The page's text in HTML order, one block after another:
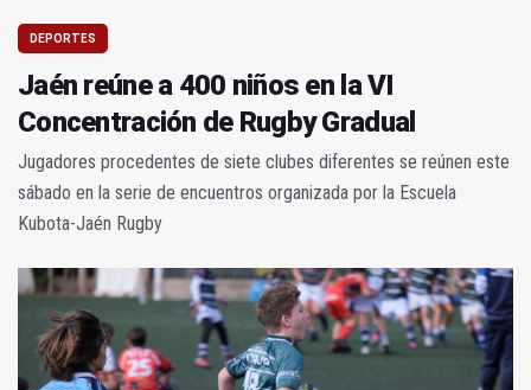
DEPORTES
Jaén reúne a 400 niños en la VI
Concentración de Rugby Gradual
Jugadores procedentes de siete clubes diferentes se reúnen este
sábado en la serie de encuentros organizada por la Escuela
Kubota-Jaén Rugby